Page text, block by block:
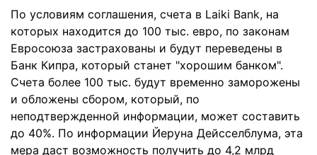
По условиям соглашения, счета в Laiki Bank, на
которых находится до 100 тыс. евро, по законам
Евросоюза застрахованы и будут переведены в
Банк Кипра, который станет "хорошим банком".
Счета более 100 тыс. будут временно заморожены
и обложены сбором, который, по
неподтвержденной информации, может составить
до 40%. По информации Йеруна Дейсселблума, эта
мера даст возможность получить до 4,2 млрд